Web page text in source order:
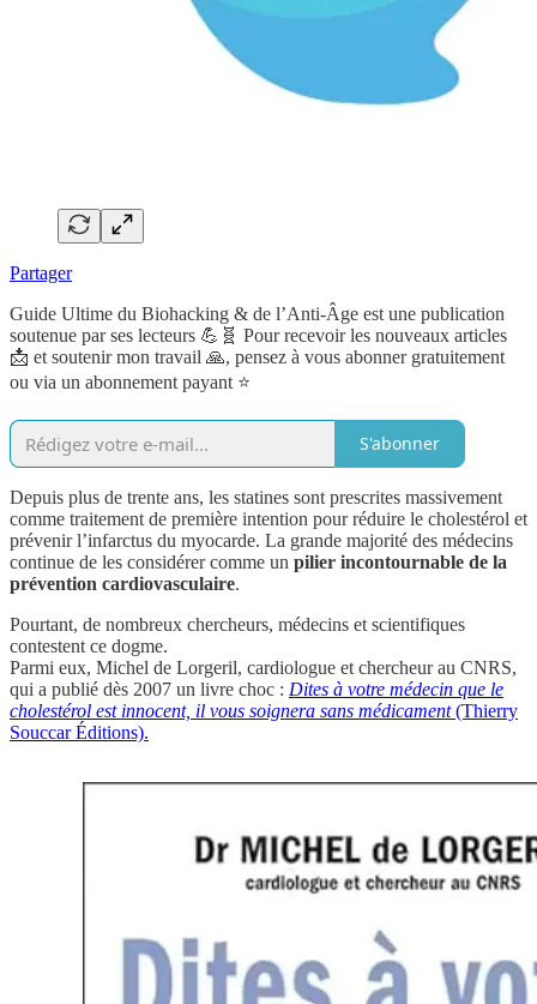
Partager
Guide Ultime du Biohacking & de l’Anti-Âge est une publication
soutenue par ses lecteurs 💪🧬 Pour recevoir les nouveaux articles
📩 et soutenir mon travail 🙏, pensez à vous abonner gratuitement
ou via un abonnement payant ⭐️
S'abonner
Depuis plus de trente ans, les statines sont prescrites massivement
comme traitement de première intention pour réduire le cholestérol et
prévenir l’infarctus du myocarde. La grande majorité des médecins
continue de les considérer comme un pilier incontournable de la
prévention cardiovasculaire.
Pourtant, de nombreux chercheurs, médecins et scientifiques
contestent ce dogme.
Parmi eux, Michel de Lorgeril, cardiologue et chercheur au CNRS,
qui a publié dès 2007 un livre choc : Dites à votre médecin que le
cholestérol est innocent, il vous soignera sans médicament(Thierry
Souccar Éditions).